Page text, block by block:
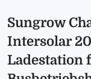
Sungrow
Intersolar
Ladestation